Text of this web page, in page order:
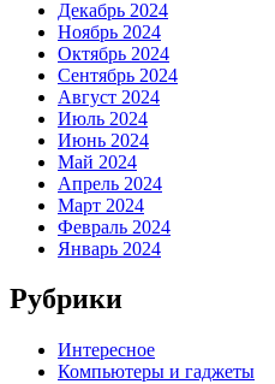
Декабрь 2024
Ноябрь 2024
Октябрь 2024
Сентябрь 2024
Август 2024
Июль 2024
Июнь 2024
Май 2024
Апрель 2024
Март 2024
Февраль 2024
Январь 2024
Рубрики
Интересное
Компьютеры и гаджеты